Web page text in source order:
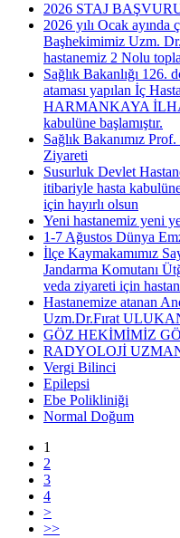
2026 STAJ
2026 yılı Ocak ayında
Başhekimimiz Uzm.
hastanemiz 2 Nolu
Sağlık Bakanlığı 126.
ataması yapılan İç
HARMANKAYA
kabulüne başlamıştır.
Sağlık Bakanımız
Ziyareti
Susurluk Devlet
itibariyle hasta
için hayırlı olsun
Yeni hastanemiz yeni
1-7 Ağustos Dünya
İlçe Kaymakamımız
Jandarma Komutanı
veda ziyareti için
Hastanemize atanan
Uzm.Dr.Fırat
GÖZ HEKİMİMİZ
RADYOLOJİ
Vergi Bilinci
Epilepsi
Ebe Polikliniği
Normal Doğum
1
2
3
4
>
>>